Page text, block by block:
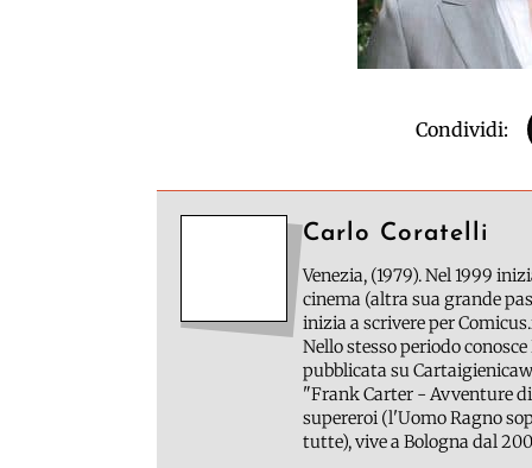
Condividi:
Carlo Coratelli
Venezia, (1979). Nel 1999
cinema (altra sua grande
inizia a scrivere per
Nello stesso periodo
pubblicata su
"Frank Carter - Avventure
supereroi (l'Uomo Ragno
tutte), vive a Bologna dal